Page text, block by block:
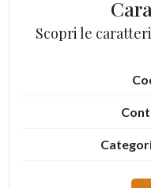
Scopri le